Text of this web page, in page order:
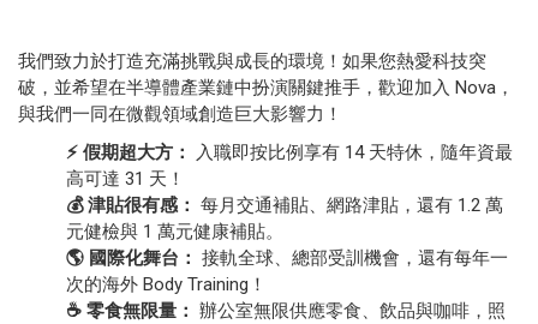
我們致力於打造充滿挑戰與成長的環境！如果您熱愛科技突
破，並希望在半導體產業鏈中扮演關鍵推手，歡迎加入 Nova，
與我們一同在微觀領域創造巨大影響力！
⚡️ 假期超大方：
入職即按比例享有 14 天特休，隨年資最
高可達 31 天！
💰 津貼很有感： 每月交通補貼、網路津貼，還有 1.2 萬
元健檢與 1 萬元健康補貼。
🌎 國際化舞台： 接軌全球、總部受訓機會，還有每年一
次的海外 Body Training！
☕️ 零食無限量： 辦公室無限供應零食、飲品與咖啡，照